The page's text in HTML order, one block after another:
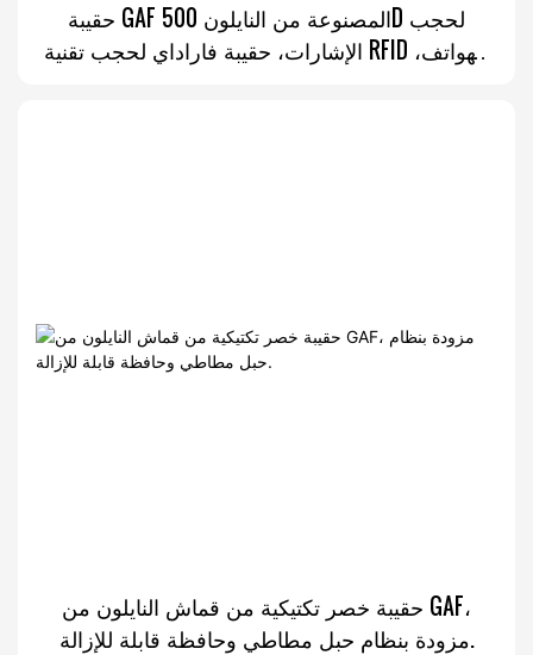
حقيبة GAF المصنوعة من النايلون 500D لحجب
الإشارات، حقيبة فاراداي لحجب تقنية RFID للهواتف،
حقيبة خصر تكتيكية من قماش النايلون من GAF،
مزودة بنظام حبل مطاطي وحافظة قابلة للإزالة.